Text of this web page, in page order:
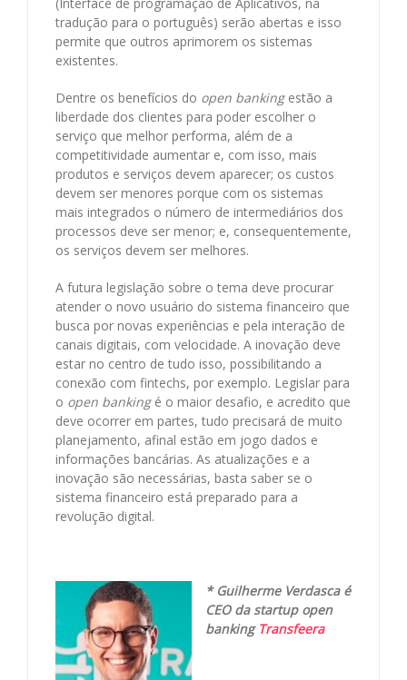
(Interface de programação de Aplicativos, na
tradução para o português) serão abertas e isso
permite que outros aprimorem os sistemas
existentes.
Dentre os benefícios do open bankingestão a
liberdade dos clientes para poder escolher o
serviço que melhor performa, além de a
competitividade aumentar e, com isso, mais
produtos e serviços devem aparecer; os custos
devem ser menores porque com os sistemas
mais integrados o número de intermediários dos
processos deve ser menor; e, consequentemente,
os serviços devem ser melhores.
A futura legislação sobre o tema deve procurar
atender o novo usuário do sistema financeiro que
busca por novas experiências e pela interação de
canais digitais, com velocidade. A inovação deve
estar no centro de tudo isso, possibilitando a
conexão com fintechs, por exemplo. Legislar para
o open bankingé o maior desafio, e acredito que
deve ocorrer em partes, tudo precisará de muito
planejamento, afinal estão em jogo dados e
informações bancárias. As atualizações e a
inovação são necessárias, basta saber se o
sistema financeiro está preparado para a
revolução digital.
* Guilherme Verdasca é
CEO da startup open
banking Transfeera